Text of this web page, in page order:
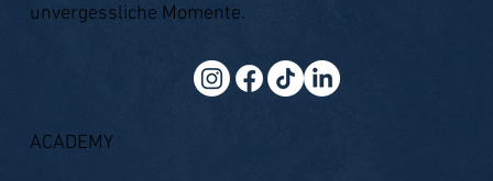
unvergessliche Momente.
ACADEMY